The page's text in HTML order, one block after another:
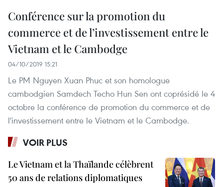
Conférence sur la promotion du
commerce et de l’investissement entre le
Vietnam et le Cambodge
04/10/2019 15:21
Le PM Nguyen Xuan Phuc et son homologue
cambodgien Samdech Techo Hun Sen ont coprésidé le 4
octobre la conférence de promotion du commerce et de
l'investissement entre le Vietnam et le Cambodge.
VOIR PLUS
Le Vietnam et la Thaïlande célèbrent
50 ans de relations diplomatiques